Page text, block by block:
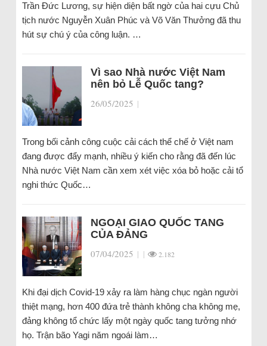
Trần Đức Lương, sự hiện diện bất ngờ của hai cựu Chủ
tịch nước Nguyễn Xuân Phúc và Võ Văn Thưởng đã thu
hút sự chú ý của công luận. …
Vì sao Nhà nước Việt Nam
nên bỏ Lễ Quốc tang?
26/05/2025 |
Trong bối cảnh công cuộc cải cách thể chế ở Việt nam
đang được đẩy mạnh, nhiều ý kiến cho rằng đã đến lúc
Nhà nước Việt Nam cần xem xét việc xóa bỏ hoặc cải tổ
nghi thức Quốc…
NGOẠI GIAO QUỐC TANG
CỦA ĐẢNG
07/04/2025 | | 2.182
Khi đại dịch Covid-19 xảy ra làm hàng chục ngàn người
thiệt mạng, hơn 400 đứa trẻ thành không cha không mẹ,
đảng không tổ chức lấy một ngày quốc tang tưởng nhớ
họ. Trận bão Yagi năm ngoái làm…